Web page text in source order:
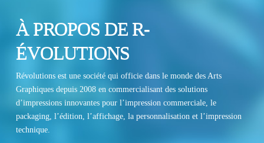
À PROPOS DE R-
ÉVOLUTIONS
Révolutions est une société qui officie dans le monde des Arts
Graphiques depuis 2008 en commercialisant des solutions
d’impressions innovantes pour l’impression commerciale, le
packaging, l’édition, l’affichage, la personnalisation et l’impression
technique.